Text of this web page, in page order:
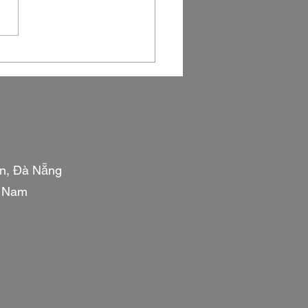
주한 가장 우아한 휴
Đà Nẵng